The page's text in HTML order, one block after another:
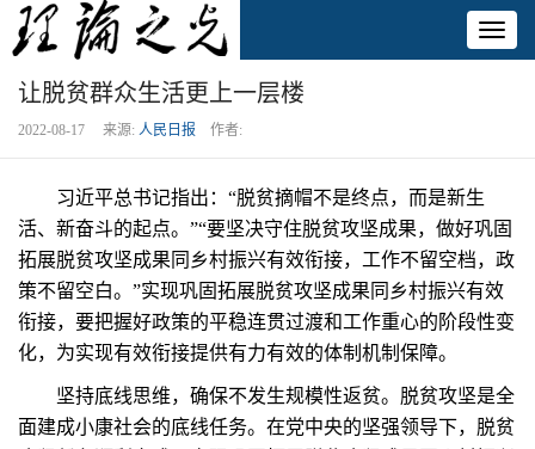
让脱贫群众生活更上一层楼
2022-08-17 来源: 人民日报 作者:
习近平总书记指出：“脱贫摘帽不是终点，而是新生
活、新奋斗的起点。”“要坚决守住脱贫攻坚成果，做好巩固
拓展脱贫攻坚成果同乡村振兴有效衔接，工作不留空档，政
策不留空白。”实现巩固拓展脱贫攻坚成果同乡村振兴有效
衔接，要把握好政策的平稳连贯过渡和工作重心的阶段性变
化，为实现有效衔接提供有力有效的体制机制保障。
坚持底线思维，确保不发生规模性返贫。脱贫攻坚是全
面建成小康社会的底线任务。在党中央的坚强领导下，脱贫